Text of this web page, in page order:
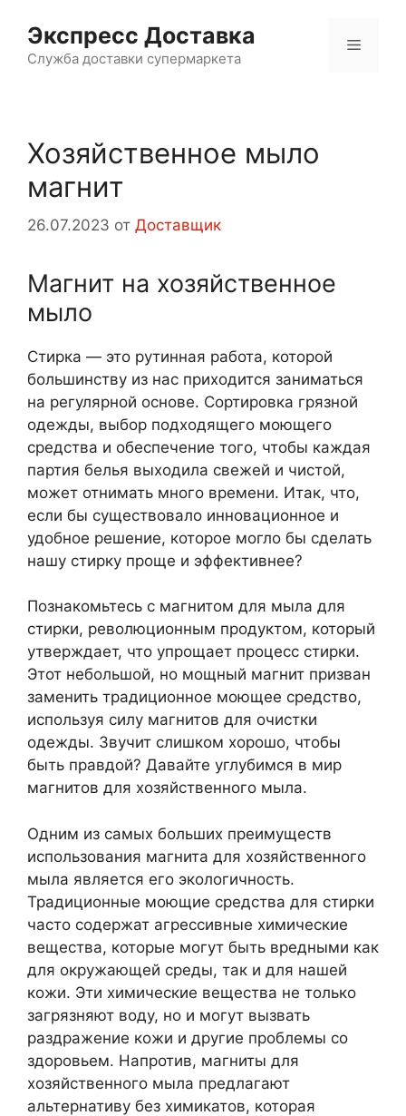
содержимому
Экспресс Доставка
Служба доставки супермаркета
Меню
Хозяйственное мыло
магнит
26.07.2023 от Доставщик
Магнит на хозяйственное
мыло
Стирка — это рутинная работа, которой
большинству из нас приходится заниматься
на регулярной основе. Сортировка грязной
одежды, выбор подходящего моющего
средства и обеспечение того, чтобы каждая
партия белья выходила свежей и чистой,
может отнимать много времени. Итак, что,
если бы существовало инновационное и
удобное решение, которое могло бы сделать
нашу стирку проще и эффективнее?
Познакомьтесь с магнитом для мыла для
стирки, революционным продуктом, который
утверждает, что упрощает процесс стирки.
Этот небольшой, но мощный магнит призван
заменить традиционное моющее средство,
используя силу магнитов для очистки
одежды. Звучит слишком хорошо, чтобы
быть правдой? Давайте углубимся в мир
магнитов для хозяйственного мыла.
Одним из самых больших преимуществ
использования магнита для хозяйственного
мыла является его экологичность.
Традиционные моющие средства для стирки
часто содержат агрессивные химические
вещества, которые могут быть вредными как
для окружающей среды, так и для нашей
кожи. Эти химические вещества не только
загрязняют воду, но и могут вызвать
раздражение кожи и другие проблемы со
здоровьем. Напротив, магниты для
хозяйственного мыла предлагают
альтернативу без химикатов, которая